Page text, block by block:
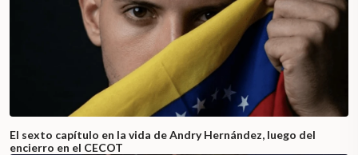
El sexto capítulo en la vida de Andry Hernández, luego del
encierro en el CECOT